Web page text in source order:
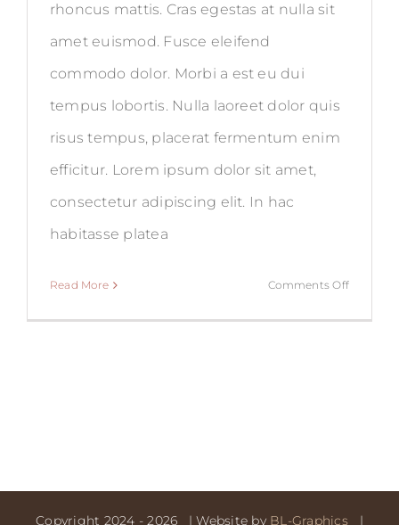
rhoncus mattis. Cras egestas at nulla sit
amet euismod. Fusce eleifend
commodo dolor. Morbi a est eu dui
tempus lobortis. Nulla laoreet dolor quis
risus tempus, placerat fermentum enim
efficitur. Lorem ipsum dolor sit amet,
consectetur adipiscing elit. In hac
habitasse platea
Read More Comments Offon
Copyright 2024 -2026 | Website by BL-Graphics |